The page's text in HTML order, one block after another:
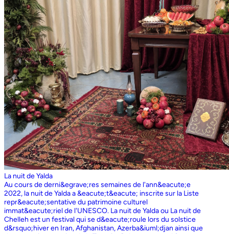
La nuit de Yalda
Au cours de derni&egrave;res semaines de l'ann&eacute;e
2022, la nuit de Yalda a &eacute;t&eacute; inscrite sur la Liste
repr&eacute;sentative du patrimoine culturel
immat&eacute;riel de l'UNESCO. La nuit de Yalda ou La nuit de
Chelleh est un festival qui se d&eacute;roule lors du solstice
d&rsquo;hiver en Iran, Afghanistan, Azerba&iuml;djan ainsi que